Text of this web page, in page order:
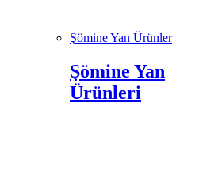
Şömine Yan Ürünler
Şömine Yan
Ürünleri